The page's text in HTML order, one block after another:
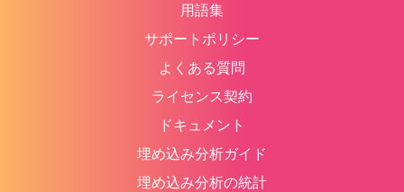
用語集
サポートポリシー
よくある質問
ライセンス契約
ドキュメント
埋め込み分析ガイド
埋め込み分析の統計